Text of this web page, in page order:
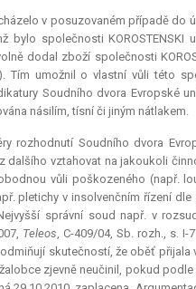
v posuzovaném případě
bylo společnosti
dodal zboží společnosti
Tím umožnil o vlastní vůli této
Soudního dvora Evropské
násilím, tísní či jiným nátlakem.
rozhodnutí Soudního dvora
dalšího vztahovat na jakoukoli
vůli poškozeného (např.
pletichy v insolvenčním řízení
správní soud např. v
Teleos, C-409/04, Sb. rozh., s.
skutečností, že oběť
zjevně neučinil, pokud